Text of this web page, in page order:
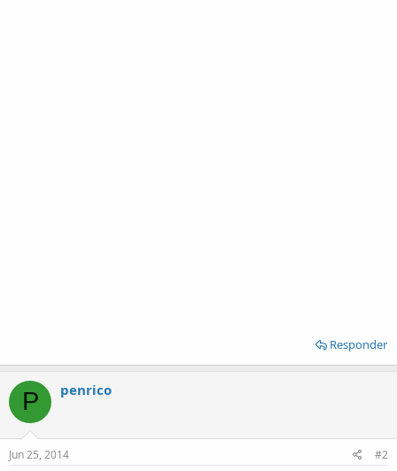
Responder
P penrico
Jun 25, 2014 #2